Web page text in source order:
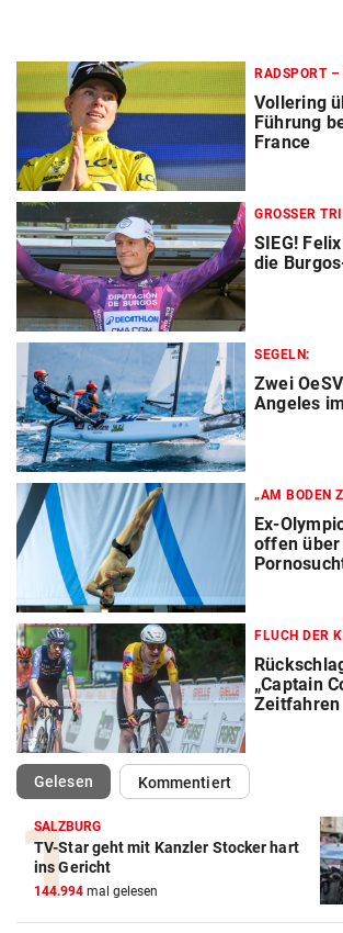
RADSPORT –
Vollering
Führung
France
GROSSER
SIEG!
die
SEGELN:
Zwei
Angeles
„AM BODEN
Ex-
offen über
FLUCH DER
„Captain
Zeitfahren
Gelesen(ausgewählt)Kommentiert
SALZBURG
TV-Star geht mit Kanzler Stocker hart
ins Gericht
144.994 mal gelesen